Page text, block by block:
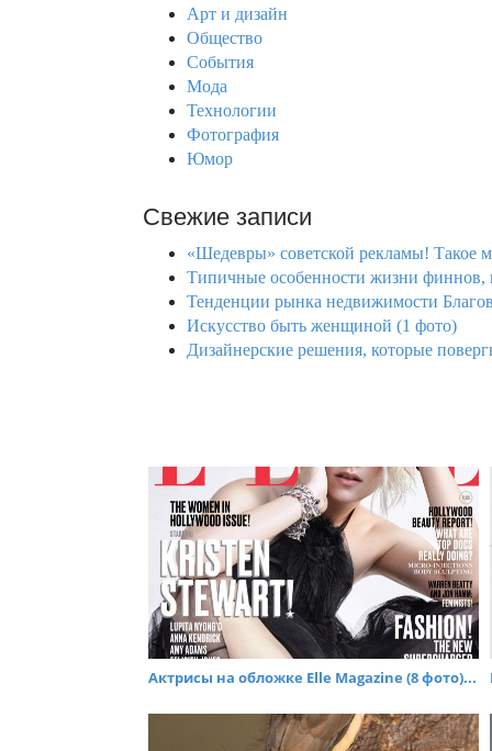
Арт и дизайн
Общество
События
Мода
Технологии
Фотография
Юмор
Свежие записи
«Шедевры» советской рекламы! Такое
Типичные особенности жизни финнов,
Тенденции рынка недвижимости
Искусство быть женщиной (1 фото)
Дизайнерские решения, которые
Актрисы на обложке Elle Magazine (8 фото)...